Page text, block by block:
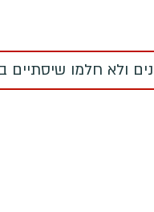
ולא חלמו שיסתיים